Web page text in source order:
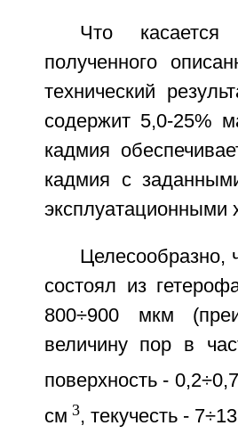
Что касается
полученного
технический
содержит 5,0-25%
кадмия
кадмия с
эксплуатационными
Целесообразно,
состоял из
800÷900 мкм
величину пор в
поверхность -
см 3, текучесть -